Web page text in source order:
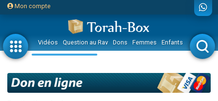
Mon compte
Vidéos Question au Rav Dons Femmes Enfants Etude sur